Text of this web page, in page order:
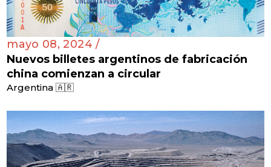
mayo 08, 2024 /
Nuevos billetes argentinos de fabricación
china comienzan a circular
Argentina 🇦🇷